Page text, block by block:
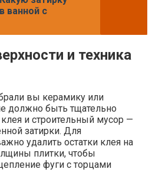
ванной с
и техника
вы керамику или
должно быть тщательно
и строительный мусор —
затирки. Для
удалить остатки клея на
плитки, чтобы
фуги с торцами